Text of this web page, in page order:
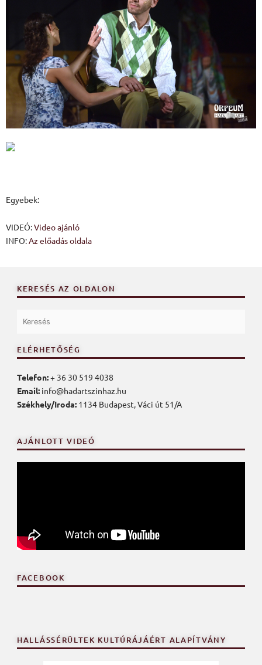
Egyebek:
VIDEÓ:Video ajánló
INFO: Az előadás oldala
KERESÉS AZ OLDALON
ELÉRHETŐSÉG
Telefon:+ 36 30 519 4038
Email: info@hadartszinhaz.hu
Székhely/Iroda: 1134 Budapest, Váci út 51/A
AJÁNLOTT VIDEÓ
FACEBOOK
HALLÁSSÉRÜLTEK KULTÚRÁJÁÉRT ALAPÍTVÁNY